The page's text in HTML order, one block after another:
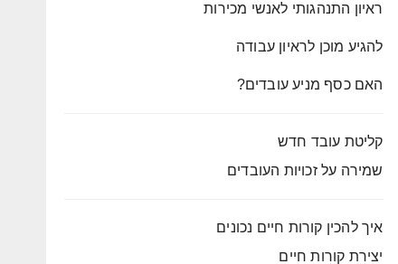
ראיון התנהגותי לאנשי מכירות
להגיע מוכן לראיון עבודה
האם כסף מניע עובדים?
קליטת עובד חדש
שמירה על זכויות העובדים
איך להכין קורות חיים נכונים
יצירת קורות חיים